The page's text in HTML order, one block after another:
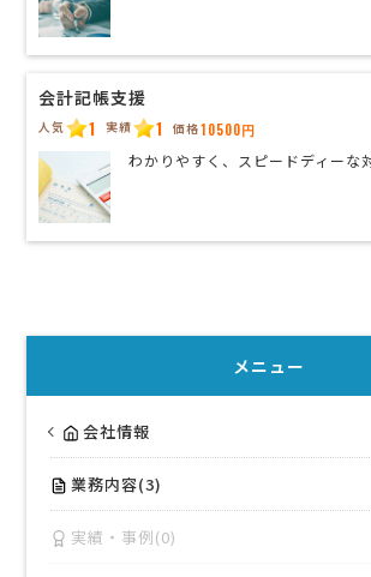
会計記帳支援
人気 1 実績 1 価格10500円
わかりやすく、スピードディーな
メニュー
会社情報
業務内容(3)
実績・事例(0)